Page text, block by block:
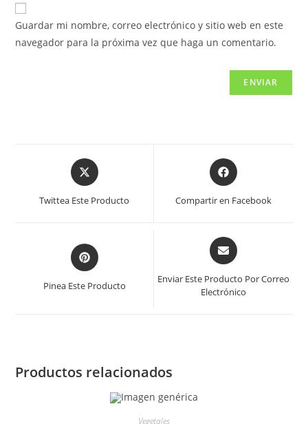
Guardar mi nombre, correo electrónico y sitio web en este
navegador para la próxima vez que haga un comentario.
Twittea Este Producto Compartir en Facebook
Pinea Este Producto
Enviar Este Producto Por Correo
Electrónico
Productos relacionados
Vegetales